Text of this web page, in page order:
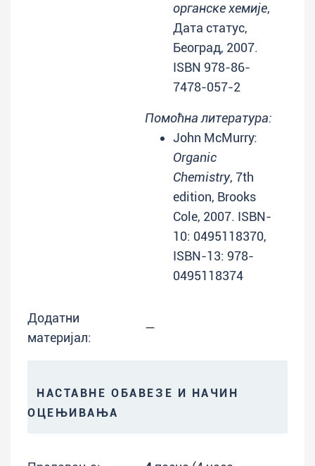
органске хемије,
Дата статус,
Београд, 2007.
ISBN 978-86-
7478-057-2
Помоћна литература:
John McMurry:
Organic
Chemistry, 7th
edition, Brooks
Cole, 2007. ISBN-
10: 0495118370,
ISBN-13: 978-
0495118374
Додатни
материјал:
—
НАСТАВНЕ ОБАВЕЗЕ И НАЧИН
ОЦЕЊИВАЊА